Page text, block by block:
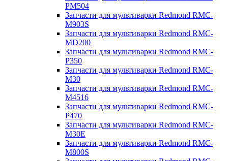
PM504
Запчасти для мультиварки Redmond RMC-
M903S
Запчасти для мультиварки Redmond RMC-
MD200
Запчасти для мультиварки Redmond RMC-
P350
Запчасти для мультиварки Redmond RMC-
M30
Запчасти для мультиварки Redmond RMC-
M4516
Запчасти для мультиварки Redmond RMC-
P470
Запчасти для мультиварки Redmond RMC-
M30E
Запчасти для мультиварки Redmond RMC-
M800S